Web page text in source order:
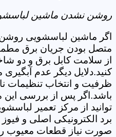
روشن نشدن ماشین
اگر ماشین لباسشویی روشن
متصل بودن جریان برق
از سلامت کابل برق و دو
کنید.دلایل دیگر عدم
ظرفیت و انتخاب تنظیمات
باشد.اگر پس از بررسی
توانید از مرکز تعمیر
برد الکترونیکی اصلی و
صورت نیاز قطعات معیوب